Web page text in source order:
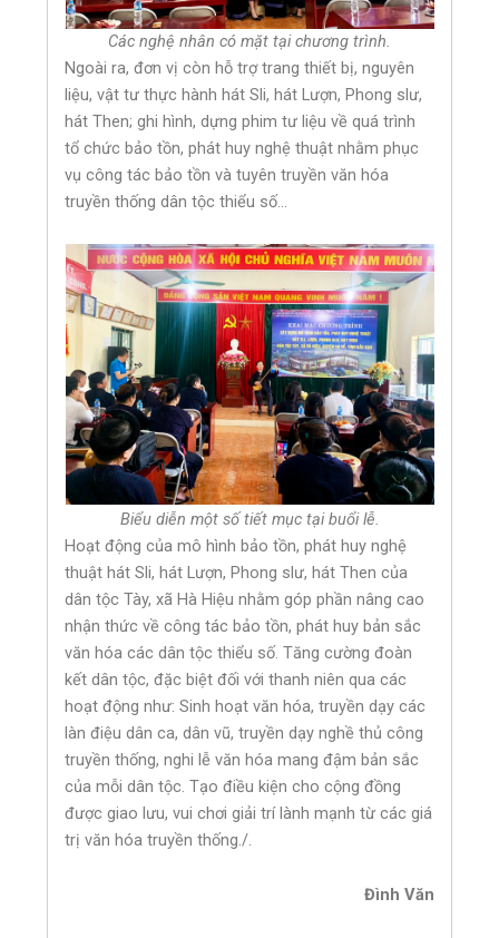
Các nghệ nhân có mặt tại chương trình.
Ngoài ra, đơn vị còn hỗ trợ trang thiết bị, nguyên
liệu, vật tư thực hành hát Sli, hát Lượn, Phong slư,
hát Then; ghi hình, dựng phim tư liệu về quá trình
tổ chức bảo tồn, phát huy nghệ thuật nhằm phục
vụ công tác bảo tồn và tuyên truyền văn hóa
truyền thống dân tộc thiểu số…
Biểu diễn một số tiết mục tại buổi lễ.
Hoạt động của mô hình bảo tồn, phát huy nghệ
thuật hát Sli, hát Lượn, Phong slư, hát Then của
dân tộc Tày, xã Hà Hiệu nhằm góp phần nâng cao
nhận thức về công tác bảo tồn, phát huy bản sắc
văn hóa các dân tộc thiểu số. Tăng cường đoàn
kết dân tộc, đặc biệt đối với thanh niên qua các
hoạt động như: Sinh hoạt văn hóa, truyền dạy các
làn điệu dân ca, dân vũ, truyền dạy nghề thủ công
truyền thống, nghi lễ văn hóa mang đậm bản sắc
của mỗi dân tộc. Tạo điều kiện cho cộng đồng
được giao lưu, vui chơi giải trí lành mạnh từ các giá
trị văn hóa truyền thống./.
Đình Văn